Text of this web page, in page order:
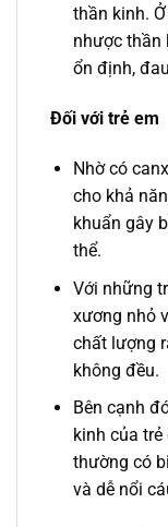
thần kinh.
nhược thần
ổn định,
Đối với trẻ em
Nhờ có
cho khả
khuẩn gây
thể.
Với những
xương nhỏ
chất lượng
không đều.
Bên cạnh
kinh của
thường có
và dễ nổi